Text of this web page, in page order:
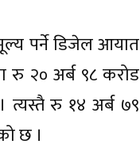
पर्ने डिजेल आयात
रु २० अर्ब ९८ करोड
रु १४ अर्ब ७९
छ ।